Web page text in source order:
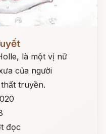
là một vị nữ
của người
truyền.
đọc